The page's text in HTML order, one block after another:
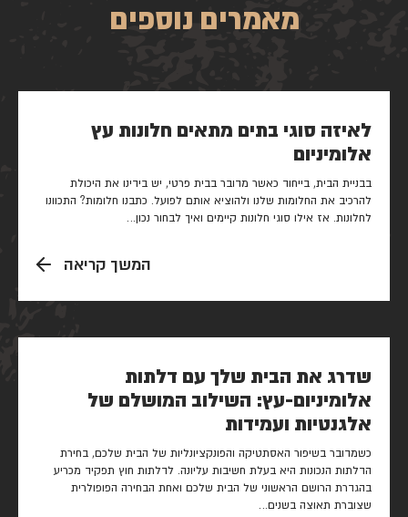
מאמרים נוספים
לאיזה סוגי בתים מתאים חלונות עץ
אלומיניום
בבניית הבית, בייחוד כאשר מדובר בבית פרטי, יש בידינו את היכולת
להרכיב את החלומות שלנו ולהוציא אותם לפועל. כתבנו חלומות? התכוונו
לחלונות. אז אילו סוגי חלונות קיימים ואיך לבחור נכון…
המשך קריאה
שדרג את הבית שלך עם דלתות
אלומיניום-עץ: השילוב המושלם של
אלגנטיות ועמידות
כשמדובר בשיפור האסתטיקה והפונקציונליות של הבית שלכם, בחירת
הדלתות הנכונות היא בעלת חשיבות עליונה. לדלתות חוץ תפקיד מכריע
בהגדרת הרושם הראשוני של הבית שלכם ואחת הבחירה הפופולרית
שצוברת תאוצה בשנים…